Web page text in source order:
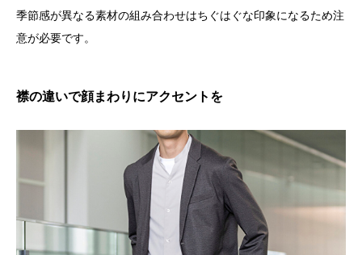
季節感が異なる素材の組み合わせはちぐはぐな印象になるため注
意が必要です。
襟の違いで顔まわりにアクセントを